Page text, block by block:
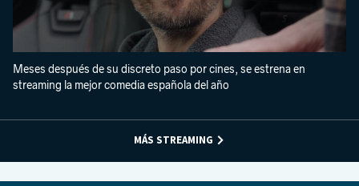
Meses después de su discreto paso por cines, se estrena en
streaming la mejor comedia española del año
MÁS STREAMING